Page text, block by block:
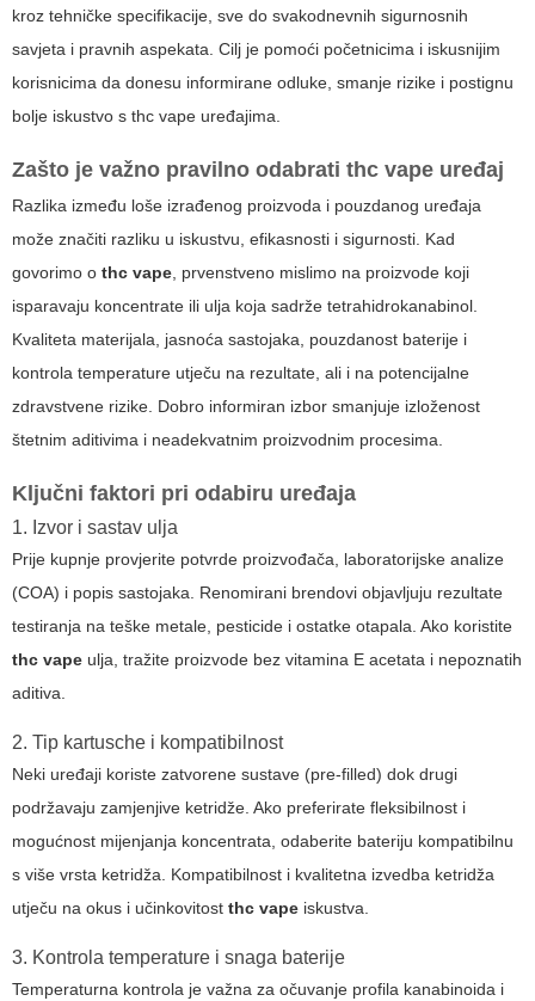
kroz tehničke specifikacije, sve do svakodnevnih sigurnosnih
savjeta i pravnih aspekata. Cilj je pomoći početnicima i iskusnijim
korisnicima da donesu informirane odluke, smanje rizike i postignu
bolje iskustvo s thc vape uređajima.
Zašto je važno pravilno odabrati thc vape uređaj
Razlika između loše izrađenog proizvoda i pouzdanog uređaja
može značiti razliku u iskustvu, efikasnosti i sigurnosti. Kad
govorimo o thc vape, prvenstveno mislimo na proizvode koji
isparavaju koncentrate ili ulja koja sadrže tetrahidrokanabinol.
Kvaliteta materijala, jasnoća sastojaka, pouzdanost baterije i
kontrola temperature utječu na rezultate, ali i na potencijalne
zdravstvene rizike. Dobro informiran izbor smanjuje izloženost
štetnim aditivima i neadekvatnim proizvodnim procesima.
Ključni faktori pri odabiru uređaja
1. Izvor i sastav ulja
Prije kupnje provjerite potvrde proizvođača, laboratorijske analize
(COA) i popis sastojaka. Renomirani brendovi objavljuju rezultate
testiranja na teške metale, pesticide i ostatke otapala. Ako koristite
thc vape ulja, tražite proizvode bez vitamina E acetata i nepoznatih
aditiva.
2. Tip kartusche i kompatibilnost
Neki uređaji koriste zatvorene sustave (pre-filled) dok drugi
podržavaju zamjenjive ketridže. Ako preferirate fleksibilnost i
mogućnost mijenjanja koncentrata, odaberite bateriju kompatibilnu
s više vrsta ketridža. Kompatibilnost i kvalitetna izvedba ketridža
utječu na okus i učinkovitost thc vape iskustva.
3. Kontrola temperature i snaga baterije
Temperaturna kontrola je važna za očuvanje profila kanabinoida i